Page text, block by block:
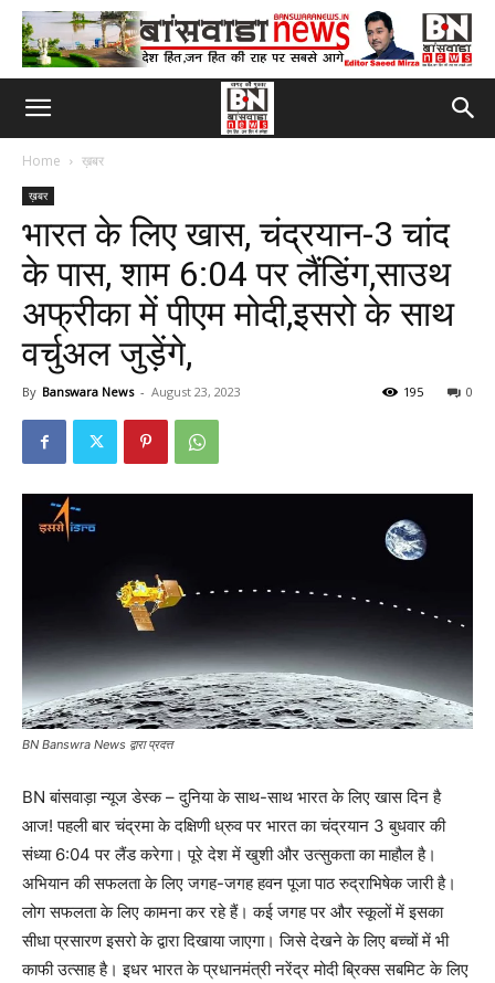
Home ख़बर
ख़बर
भारत के लिए खास, चंद्रयान-3 चांद
के पास, शाम 6:04 पर लैंडिंग,साउथ
अफ्रीका में पीएम मोदी,इसरो के साथ
वर्चुअल जुड़ेंगे,
By Banswara News - August 23, 2023 0
195
BN Banswra News द्वारा प्रदत्त
BN बांसवाड़ा न्यूज डेस्क – दुनिया के साथ-साथ भारत के लिए खास दिन है
आज! पहली बार चंद्रमा के दक्षिणी ध्रुव पर भारत का चंद्रयान 3 बुधवार की
संध्या 6:04 पर लैंड करेगा। पूरे देश में खुशी और उत्सुकता का माहौल है।
अभियान की सफलता के लिए जगह-जगह हवन पूजा पाठ रुद्राभिषेक जारी है।
लोग सफलता के लिए कामना कर रहे हैं। कई जगह पर और स्कूलों में इसका
सीधा प्रसारण इसरो के द्वारा दिखाया जाएगा। जिसे देखने के लिए बच्चों में भी
काफी उत्साह है। इधर भारत के प्रधानमंत्री नरेंद्र मोदी ब्रिक्स सबमिट के लिए